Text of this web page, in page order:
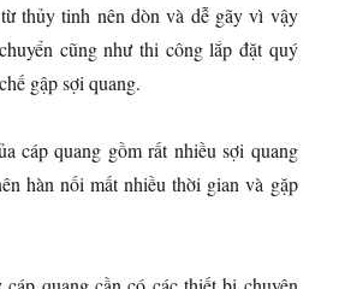
thủy tinh nên dòn và dễ gãy vì vậy
cũng như thi công lắp đặt quý
gập sợi quang.
cáp quang gồm rất nhiều sợi quang
hàn nối mất nhiều thời gian và gặp